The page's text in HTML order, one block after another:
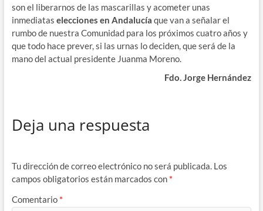
son el liberarnos de las mascarillas y acometer unas
inmediatas elecciones en Andalucía que van a señalar el
rumbo de nuestra Comunidad para los próximos cuatro años y
que todo hace prever, si las urnas lo deciden, que será de la
mano del actual presidente Juanma Moreno.
Fdo. Jorge Hernández
Deja una respuesta
Tu dirección de correo electrónico no será publicada. Los
campos obligatorios están marcados con *
Comentario *